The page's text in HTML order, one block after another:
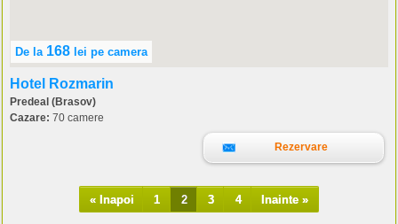
De la 168 lei pe camera
Hotel Rozmarin
Predeal (Brasov)
Cazare: 70 camere
Rezervare
« Inapoi 1 2 3 4 Inainte »